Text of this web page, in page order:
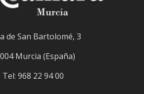
de San Bartolomé, 3
Murcia (España)
Tel: 968 22 94 00